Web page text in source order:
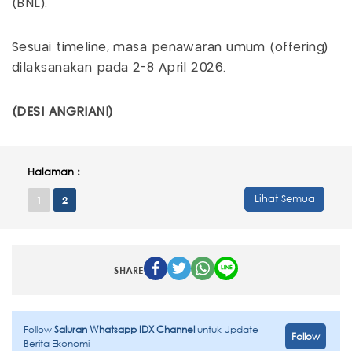
(BNL).
Sesuai timeline, masa penawaran umum (offering)
dilaksanakan pada 2-8 April 2026.
(DESI ANGRIANI)
Halaman :
1 2 Lihat Semua
SHARE
FollowSaluran Whatsapp IDX Channeluntuk Update
Berita Ekonomi
Follow